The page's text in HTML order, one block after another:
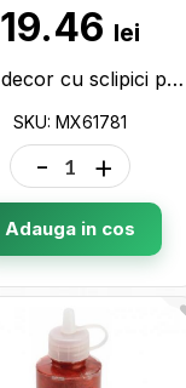
19.46 lei
Lipici decor cu sclipici perlat Maxi tub 60ml.alb MX61781
SKU: MX61781
- +
Adauga in cos